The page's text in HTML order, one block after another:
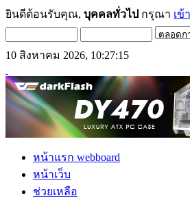
ยินดีต้อนรับคุณ, บุคคลทั่วไป กรุณา เข้
10 สิงหาคม 2026, 10:27:15
หน้าแรก webboard
หน้าเว็บ
ช่วยเหลือ